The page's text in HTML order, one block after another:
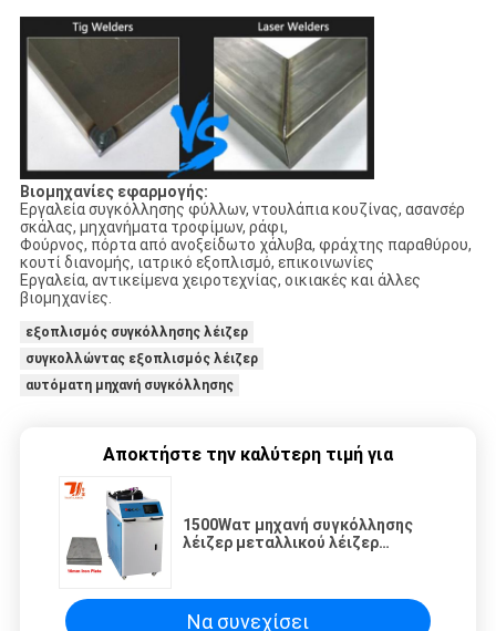
Βιομηχανίες εφαρμογής:
Εργαλεία συγκόλλησης φύλλων, ντουλάπια κουζίνας, ασανσέρ
σκάλας, μηχανήματα τροφίμων, ράφι,
Φούρνος, πόρτα από ανοξείδωτο χάλυβα, φράχτης παραθύρου,
κουτί διανομής, ιατρικό εξοπλισμό, επικοινωνίες
Εργαλεία, αντικείμενα χειροτεχνίας, οικιακές και άλλες
βιομηχανίες.
εξοπλισμός συγκόλλησης λέιζερ
συγκολλώντας εξοπλισμός λέιζερ
αυτόματη μηχανή συγκόλλησης
Αποκτήστε την καλύτερη τιμή για
1500Wατ μηχανή συγκόλλησης
λέιζερ μεταλλικού λέιζερ
Να συνεχίσει